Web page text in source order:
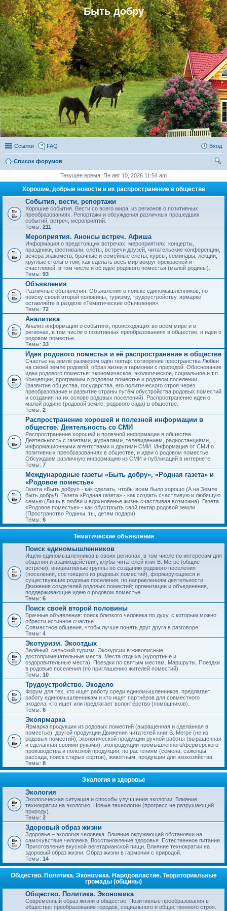
Быть добру
Ссылки FAQ Вход
Список форумов
Текущее время: Пн авг 10, 2026 11:54 am
Хорошие, добрые новости и их распространение в обществе
События, вести, репортажи
Хорошие события. Вести со всего мира, из регионов о позитивных
преобразованиях. Репортажи и обсуждения различных прошедших
событий, встреч, мероприятий.
Темы: 211
Мероприятия. Анонсы встреч. Афиша
Информация о предстоящих встречах, мероприятиях: концерты,
праздники, фестивали, слёты, встречи друзей, читательские конференции,
вечера знакомств, брачные и семейные слёты; курсы, семинары, лекции,
круглые столы о том, как сделать весь мир вокруг прекрасней и
счастливей, в том числе и об идее родового поместья (малой родины).
Темы: 93
Объявления
Различные объявления. Объявления о поиске единомышленников, по
поиску своей второй половины, туризму, трудоустройству, ярмарке
оставляйте в разделе «Тематические объявления».
Темы: 72
Аналитика
Анализ информации о событиях, происходящих во всём мире и в
регионах, в том числе о позитивных преобразованиях в обществе, и идеи о
родовом поместье.
Темы: 33
Идея родового поместья и её распространение в обществе
Счастье на земле размером один гектар: сотворение пространства Любви
на своей земле родовой, образ жизни в гармонии с природой. Обоснование
идеи родового поместья: экономическое, экологическое, социальное и т.п.
Концепции, программы о родовом поместье и родовом поселении
(развитие общества, государства, его политического строя через
преобразование и развитие страны путём обустройства родовых поместий
и создания на их основе родовых поселений). Распространение идеи о
малой родине (родовой земле, родового сада) в обществе.
Темы: 2
Распространение хорошей и полезной информации в
обществе. Деятельность со СМИ
Распространение хорошей и полезной информации в обществе.
Деятельность с газетами, журналами, телевидением, радиостанциями,
информационными агентствами и другими СМИ. Информация от СМИ о
позитивных преобразованиях в обществе, и идеи о родовом поместье.
Обсуждаем различную информацию из СМИ и публикаций в интернете.
Темы: 7
Международные газеты «Быть добру», «Родная газета» и
«Родовое поместье»
Газета «Быть добру» - как сделать, чтобы всем было хорошо (А на Земле
быть добру!). Газета «Родная газета» - как создать счастливую и любящую
семью (Лишь в любви и вдохновенье жизнь счастливая возможна). Газета
«Родовое поместье» - как обустроить свой гектар родовой земли
(Пространство Родины, ты, детям подари).
Темы: 6
Тематические объявления
Поиск единомышленников
Ищем единомышленников в своих регионах, в том числе по интересам для
общения и взаимодействия, клубы читателей книг В. Мегре (общие
встречи), инициативные группы по созданию родового поселения
(поселения, состоящего из родовых поместий), формирующиеся и
существующие родовые поселения, по направлениям деятельности
Движения создателей родовых поместий; организации и объединения,
поддерживающие идею о родовом поместье.
Темы: 6
Поиск своей второй половины
Брачные объявления: поиск близкого человека по духу, с которым можно
обрести истинное счастье.
Совместное общение, чтобы лучше понять друг друга в разговоре.
Темы: 4
Экотуризм. Экоотдых
Зелёный, сельский туризм. Экскурсии в живописные,
достопримечательные места. Места отдыха (курортные и
оздоровительные места). Поездки по святым местам. Маршруты. Поездки
в родовые поселения (по приглашению жителей поместий).
Темы: 10
Трудоустройство. Экодело
Форум для тех, кто ищет работу среди единомышленников, предлагает
работу единомышленникам и кто ищет партнёров для совместного
экодела; кто ищет или предлагает волонтёрство (помощников).
Темы: 6
Экоярмарка
Ярмарка продукции из родовых поместий (выращенная и сделанная в
поместье); другой продукции Движения читателей книг В. Мегре (не из
родовых поместий); экологической продукции ручной работы (выращенная
и сделанная своими руками); экопродукции промышленного/фермерского
производства и полезной продукции; по растениям (семена, саженцы,
рассада, поиск старых сортов), животным, продукции для экохозяйства.
Темы: 8
Экология и здоровье
Экология
Экологическая ситуация и способы улучшения экологии. Влияние
технократии на экологию. Новые технологии (прогресс не разрушающий
природу).
Темы: 2
Здоровый образ жизни
Здоровье – экология человека. Влияние окружающей обстановки на
самочувствие человека. Восстановление здоровья. Естественное питание.
Приготовление вкусной вегетарианской пищи. Влияние технократии на
здоровый образ жизни. Образ жизни в гармонии с природой.
Темы: 14
Общество. Политика. Экономика. Народовластие. Территориальные
громады (общины)
Общество. Политика. Экономика
Современный образ жизни в обществе. Позитивные преобразования в
обществе: преобразование городов, социального и общественного строя.